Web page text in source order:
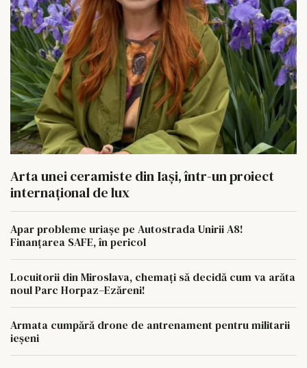
Arta unei ceramiste din Iași, într-un proiect
internațional de lux
Apar probleme uriașe pe Autostrada Unirii A8!
Finanțarea SAFE, în pericol
Locuitorii din Miroslava, chemați să decidă cum va arăta
noul Parc Horpaz–Ezăreni!
Armata cumpără drone de antrenament pentru militarii
ieșeni